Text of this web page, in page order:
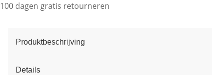
100 dagen gratis retourneren
Produktbeschrijving
Details